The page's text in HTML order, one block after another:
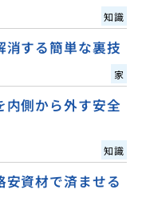
知識
消する簡単な裏技
家
内側から外す安全
知識
資材で済ませる